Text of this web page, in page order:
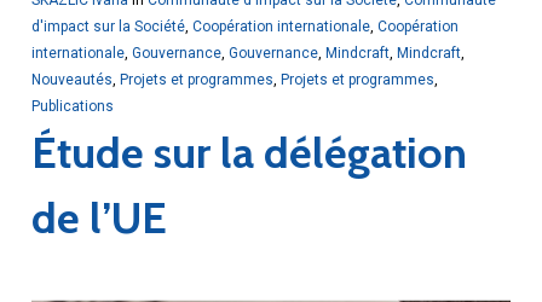
d'impact sur la Société, Coopération internationale, Coopération
internationale, Gouvernance, Gouvernance, Mindcraft, Mindcraft,
Nouveautés Projets et programmes Projets et programmes
Publications
Étude sur la délégation
de l’UE